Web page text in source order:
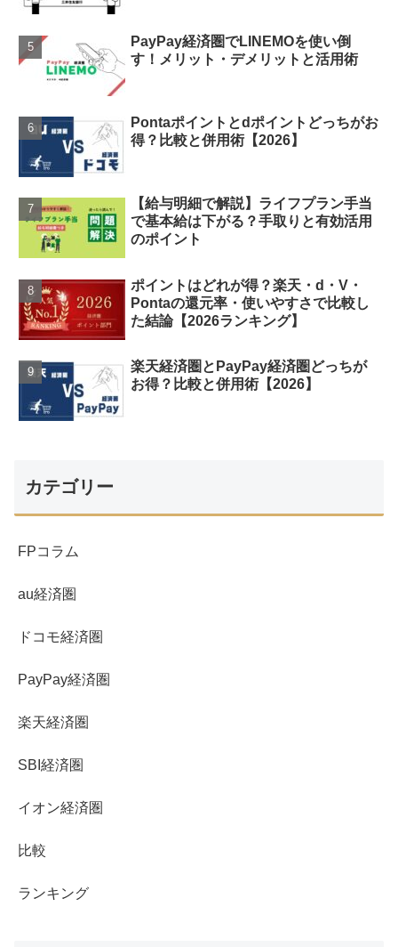
PayPay経済圏でLINEMOを使い倒
す！メリット・デメリットと活用術
Pontaポイントとdポイントどっちがお
得？比較と併用術【2026】
【給与明細で解説】ライフプラン手当
で基本給は下がる？手取りと有効活用
のポイント
ポイントはどれが得？楽天・d・V・
Pontaの還元率・使いやすさで比較し
た結論【2026ランキング】
楽天経済圏とPayPay経済圏どっちが
お得？比較と併用術【2026】
カテゴリー
FPコラム
au経済圏
ドコモ経済圏
PayPay経済圏
楽天経済圏
SBI経済圏
イオン経済圏
比較
ランキング